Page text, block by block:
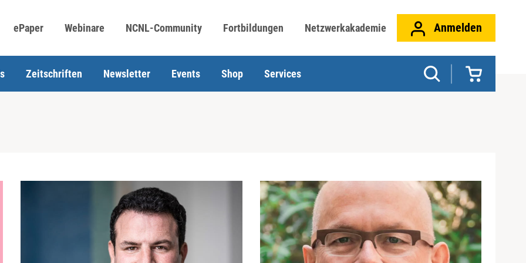
ePaper Webinare NCNL-Community Fortbildungen Netzwerkakademie Anmelden
Zeitschriften Newsletter Events Shop Services